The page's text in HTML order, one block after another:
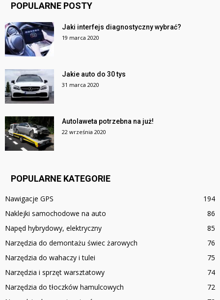
POPULARNE POSTY
Jaki interfejs diagnostyczny wybrać?
19 marca 2020
Jakie auto do 30 tys
31 marca 2020
Autolaweta potrzebna na już!
22 września 2020
POPULARNE KATEGORIE
Nawigacje GPS
194
Naklejki samochodowe na auto
86
Napęd hybrydowy, elektryczny
85
Narzędzia do demontażu świec żarowych
76
Narzędzia do wahaczy i tulei
75
Narzędzia i sprzęt warsztatowy
74
Narzędzia do tłoczków hamulcowych
72